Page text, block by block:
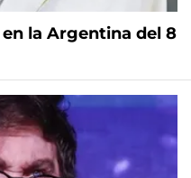
la Argentina del 8